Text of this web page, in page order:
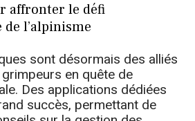
affronter le défi
l’alpinisme
sont désormais des alliés
en quête de
Des applications dédiées
succès, permettant de